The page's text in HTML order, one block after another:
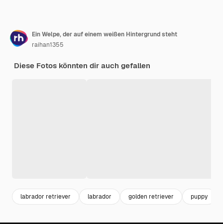
Ein Welpe, der auf einem weißen Hintergrund steht
raihan1355
Diese Fotos könnten dir auch gefallen
labrador retriever labrador golden retriever puppy